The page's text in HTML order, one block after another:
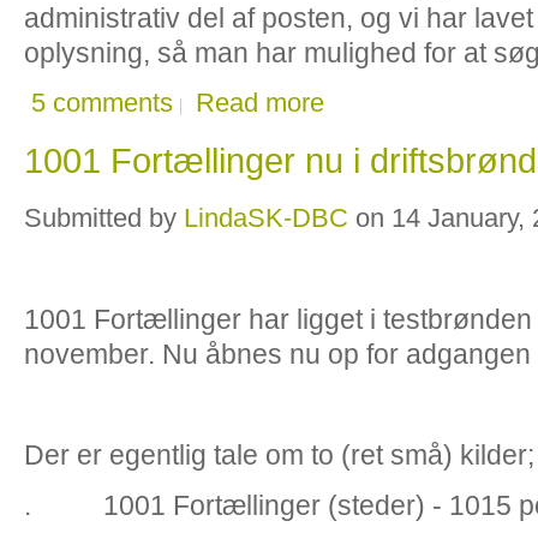
administrativ del af posten, og vi har
oplysning, så man har mulighed for at
5 comments Read more
1001 Fortællinger nu i
Submitted by LindaSK-DBC on 14 January,
1001 Fortællinger har ligget i
november. Nu åbnes nu op for
Der er egentlig tale om to (ret små) kilder;
. 1001 Fortællinger (steder) - 1015